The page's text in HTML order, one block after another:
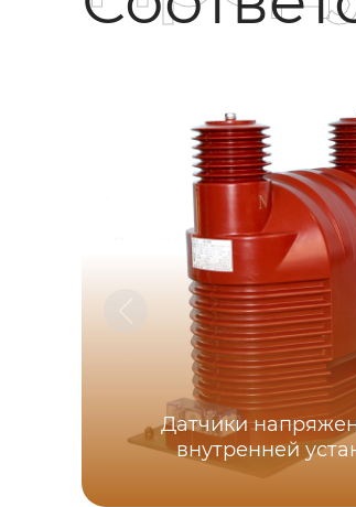
Датчики
внутренней